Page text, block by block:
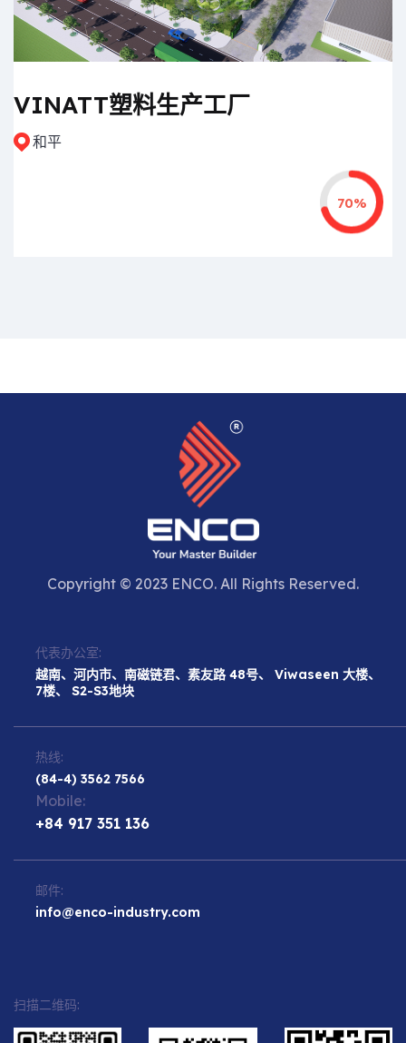
VINATT塑料生产工厂
和平
70%
Copyright © 2023 ENCO. All Rights Reserved.
代表办公室:
越南、河内市、南磁链君、素友路 48号、 Viwaseen 大楼、
7楼、 S2-S3地块
热线:
(84-4) 3562 7566
Mobile:
+84 917 351 136
邮件:
info@enco-industry.com
扫描二维码: